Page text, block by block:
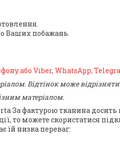
Ваших побажань.
або Viber, WhatsApp,
Відтінок може
матеріалом.
За фактурою тканина досить
то можете скористатися
їй низка переваг: